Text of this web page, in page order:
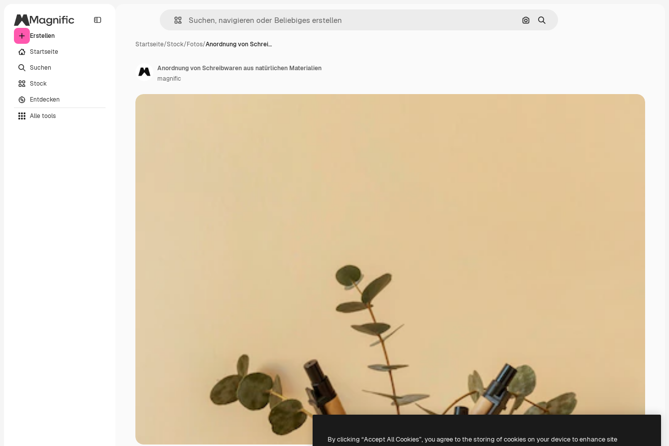
Erstellen
Startseite
Suchen
Stock
Entdecken
Alle tools
Nach Bild suchen
Suchen
Startseite/Stock/Fotos/Anordnung von Schrei…
Anordnung von Schreibwaren aus natürlichen Materialien
magnific
By clicking “Accept All Cookies”, you agree to the storing of cookies on your device to enhance site